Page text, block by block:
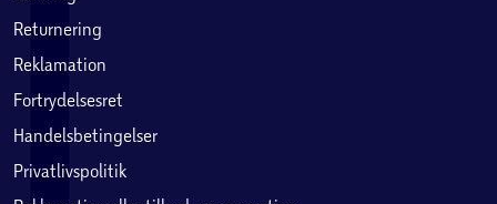
Returnering
Reklamation
Fortrydelsesret
Handelsbetingelser
Privatlivspolitik